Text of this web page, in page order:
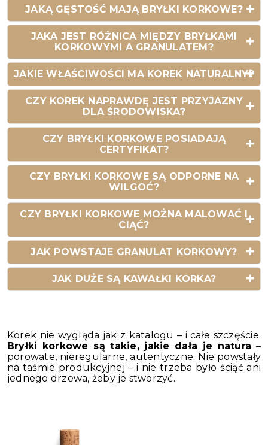
JAKĄ GĘSTOŚĆ MAJĄ BRYŁKI KORKOWE?
JAKA JEST RÓŻNICA MIĘDZY BRYŁKAMI
KORKOWYMI A GRANULATEM?
JAKIE WŁAŚCIWOŚCI MA KOREK NATURALNY?
CZY KOREK NAPRAWDĘ JEST PRZYJAZNY
DLA ŚRODOWISKA?
CZY BRYŁKI KORKOWE POSIADAJĄ
CERTYFIKAT?
CZY BRYŁKI KORKOWE SĄ ODPORNE NA
WILGOĆ?
CZY BRYŁKI KORKOWE MOŻNA MALOWAĆ I
CIĄĆ?
JAK POWSTAJE GRANULAT KORKOWY?
JAK DUŻE SĄ KAWAŁKI KORKA?
Korek nie wygląda jak z katalogu – i całe szczęście.
Bryłki korkowe są takie, jakie dała je natura –
porowate, nieregularne, autentyczne. Nie powstały
na taśmie produkcyjnej – i nie trzeba było ściąć ani
jednego drzewa, żeby je stworzyć.